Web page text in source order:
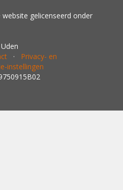
gelicenseerd onder
· Privacy- en
instellingen